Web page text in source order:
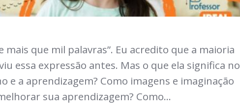
mais que mil palavras”. Eu acredito que a maioria
essa expressão antes. Mas o que ela significa no
e a aprendizagem? Como imagens e imaginação
sua aprendizagem? Como...